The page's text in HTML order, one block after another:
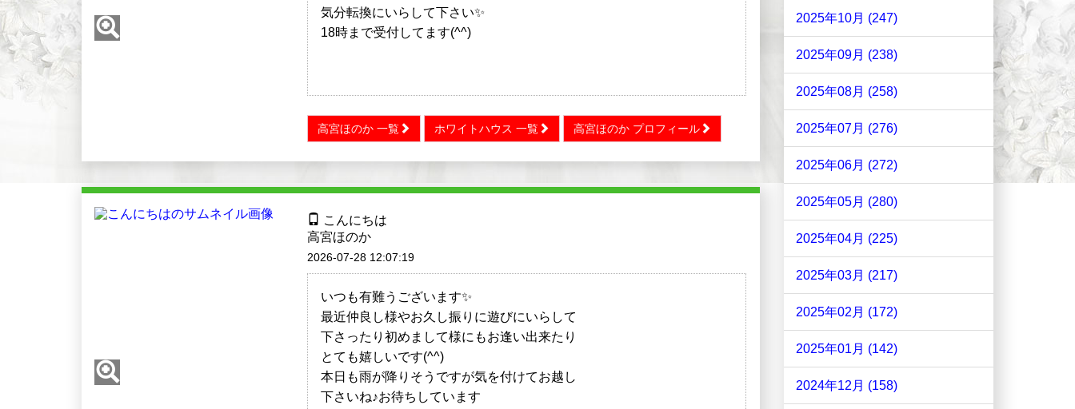
気分転換にいらして下さい✨
18時まで受付してます(^^)
高宮ほのか 一覧 ホワイトハウス 一覧 高宮ほのか プロフィール
こんにちは
高宮ほのか
2026-07-28 12:07:19
いつも有難うございます✨
最近仲良し様やお久し振りに遊びにいらして
下さったり初めまして様にもお逢い出来たり
とても嬉しいです(^^)
本日も雨が降りそうですが気を付けてお越し
下さいね♪お待ちしています
2025年10月 (247)
2025年09月 (238)
2025年08月 (258)
2025年07月 (276)
2025年06月 (272)
2025年05月 (280)
2025年04月 (225)
2025年03月 (217)
2025年02月 (172)
2025年01月 (142)
2024年12月 (158)